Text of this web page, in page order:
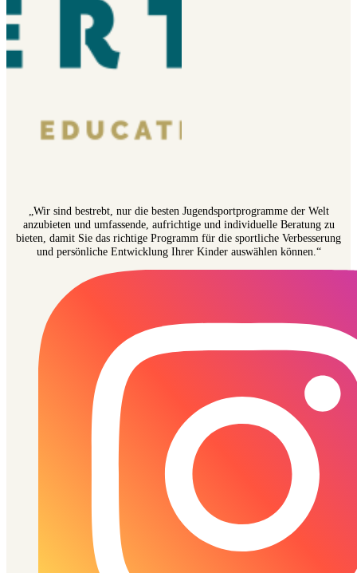
„Wir sind bestrebt, nur die besten Jugendsportprogramme der Welt
anzubieten und umfassende, aufrichtige und individuelle Beratung zu
bieten, damit Sie das richtige Programm für die sportliche Verbesserung
und persönliche Entwicklung Ihrer Kinder auswählen können.“